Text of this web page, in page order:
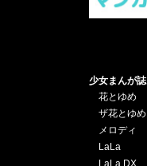
少女まんが誌
花とゆめ
ザ花とゆめ
メロディ
LaLa
LaLa DX